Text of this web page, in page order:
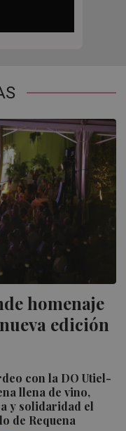
con la DO Utiel-
llena de vino,
y solidaridad el
de Requena
homenaje
edición